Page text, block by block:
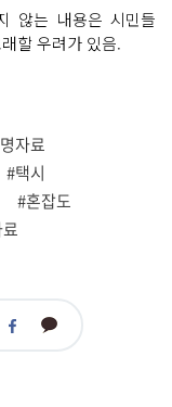
않는 내용은 시민들
할 우려가 있음.
자료
#택시
#혼잡도
페 카